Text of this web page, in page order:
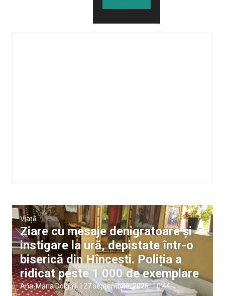
Viață
Ziare cu mesaje denigratoare și
instigare la ură, depistate într-o
biserică din Hîncești. Poliția a
ridicat peste 1 000 de exemplare
Ana-Maria Dolghii 27 septembrie, 2025 10:44